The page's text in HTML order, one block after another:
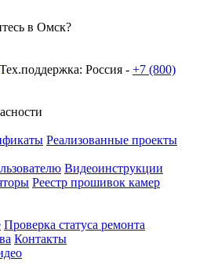
в Омск?
Тех.поддержка: Россия - +7 (800)
Реализованные проекты
Видеоинструкции
Реестр прошивок камер
Проверка статуса ремонта
Контакты